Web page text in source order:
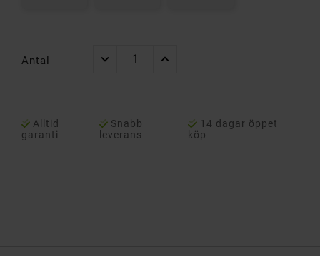
Antal
Alltid
garanti
Snabb
leverans
14 dagar öppet
köp